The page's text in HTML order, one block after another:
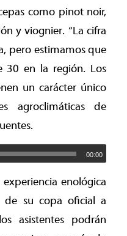
como pinot noir,
y viognier. “La cifra
pero estimamos que
30 en la región. Los
un carácter único
agroclimáticas de
00:00
enológica
de su copa oficial a
asistentes podrán